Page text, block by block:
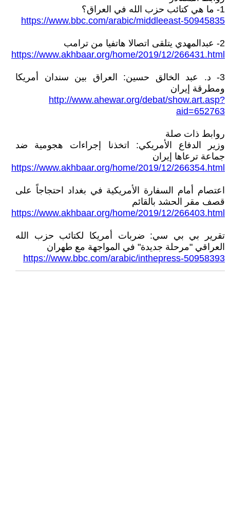
1- ما هي كتائب حزب الله في العراق؟
https://www.bbc.com/arabic/middleeast-50945835
2- عبدالمهدي يتلقى اتصالا هاتفيا من ترامب
https://www.akhbaar.org/home/2019/12/266431.html
3- د. عبد الخالق حسين: العراق بين سندان أمريكا
ومطرقة إيران
http://www.ahewar.org/debat/show.art.asp?
aid=652763
روابط ذات صلة
وزير الدفاع الأمريكي: اتخذنا إجراءات هجومية ضد
جماعة ترعاها إيران
https://www.akhbaar.org/home/2019/12/266354.html
اعتصام أمام السفارة الأمريكية في بغداد احتجاجاً على
قصف مقر الحشد بالقائم
https://www.akhbaar.org/home/2019/12/266403.html
تقرير بي بي سي: ضربات أمريكا لكتائب حزب الله
العراقي "مرحلة جديدة" في المواجهة مع طهران
https://www.bbc.com/arabic/inthepress-50958393